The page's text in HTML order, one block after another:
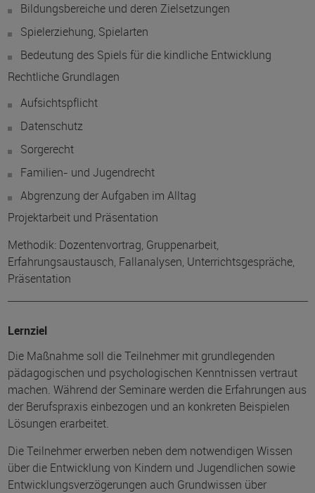
Bildungsbereiche und deren Zielsetzungen
Spielerziehung, Spielarten
Bedeutung des Spiels für die kindliche Entwicklung
Rechtliche Grundlagen
Aufsichtspflicht
Datenschutz
Sorgerecht
Familien- und Jugendrecht
Abgrenzung der Aufgaben im Alltag
Projektarbeit und Präsentation
Methodik: Dozentenvortrag, Gruppenarbeit,
Erfahrungsaustausch, Fallanalysen, Unterrichtsgespräche,
Präsentation
Lernziel
Die Maßnahme soll die Teilnehmer mit grundlegenden
pädagogischen und psychologischen Kenntnissen vertraut
machen. Während der Seminare werden die Erfahrungen aus
der Berufspraxis einbezogen und an konkreten Beispielen
Lösungen erarbeitet.
Die Teilnehmer erwerben neben dem notwendigen Wissen
über die Entwicklung von Kindern und Jugendlichen sowie
Entwicklungsverzögerungen auch Grundwissen über